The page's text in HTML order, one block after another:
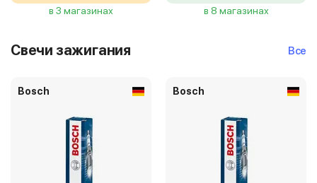
в 3 магазинах в 8 магазинах
Свечи зажигания Все
Bosch Bosch